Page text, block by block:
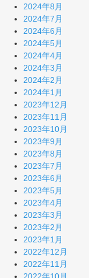
2024年8月
2024年7月
2024年6月
2024年5月
2024年4月
2024年3月
2024年2月
2024年1月
2023年12月
2023年11月
2023年10月
2023年9月
2023年8月
2023年7月
2023年6月
2023年5月
2023年4月
2023年3月
2023年2月
2023年1月
2022年12月
2022年11月